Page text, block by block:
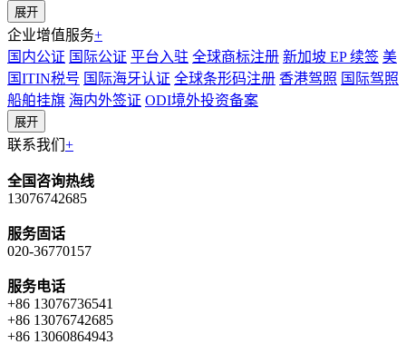
展开
企业增值服务+
国内公证 国际公证 平台入驻 全球商标注册 新加坡 EP 续签 美
国ITIN税号 国际海牙认证 全球条形码注册 香港驾照 国际驾照
船舶挂旗 海内外签证 ODI境外投资备案
展开
联系我们 +
全国咨询热线
13076742685
服务固话
020-36770157
服务电话
+86 13076736541
+86 13076742685
+86 13060864943